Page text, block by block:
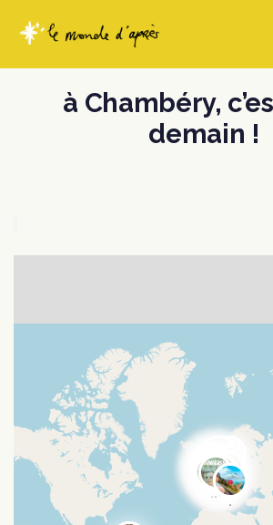
links
content
à Chambéry,
demain !